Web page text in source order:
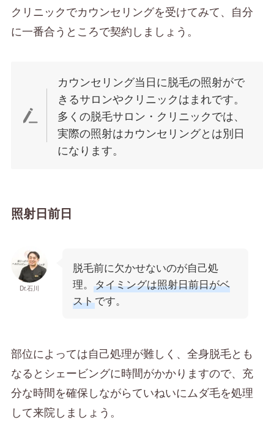
クリニックでカウンセリングを受けてみて、自分
に一番合うところで契約しましょう。
カウンセリング当日に脱毛の照射がで
きるサロンやクリニックはまれです。
多くの脱毛サロン・クリニックでは、
実際の照射はカウンセリングとは別日
になります。
照射日前日
Dr.石川
脱毛前に欠かせないのが自己処
理。 タイミングは照射日前日がベ
ストです。
部位によっては自己処理が難しく、全身脱毛とも
なるとシェービングに時間がかかりますので、充
分な時間を確保しながらていねいにムダ毛を処理
して来院しましょう。